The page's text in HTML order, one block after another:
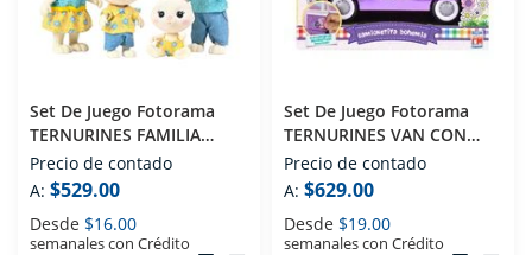
Set De Juego Fotorama
TERNURINES FAMILIA
CLÁSICO 1323
Precio de contado
A: $529.00
Desde $16.00
semanales con Crédito
Set De Juego Fotorama
TERNURINES VAN CON
ACCESORIOS 1673
Precio de contado
A: $629.00
Desde $19.00
semanales con Crédito